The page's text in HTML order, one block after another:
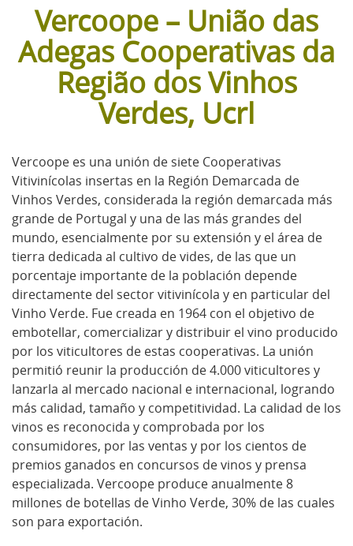
Vercoope – União das
Adegas Cooperativas da
Região dos Vinhos
Verdes, Ucrl
Vercoope es una unión de siete Cooperativas
Vitivinícolas insertas en la Región Demarcada de
Vinhos Verdes, considerada la región demarcada más
grande de Portugal y una de las más grandes del
mundo, esencialmente por su extensión y el área de
tierra dedicada al cultivo de vides, de las que un
porcentaje importante de la población depende
directamente del sector vitivinícola y en particular del
Vinho Verde. Fue creada en 1964 con el objetivo de
embotellar, comercializar y distribuir el vino producido
por los viticultores de estas cooperativas. La unión
permitió reunir la producción de 4.000 viticultores y
lanzarla al mercado nacional e internacional, logrando
más calidad, tamaño y competitividad. La calidad de los
vinos es reconocida y comprobada por los
consumidores, por las ventas y por los cientos de
premios ganados en concursos de vinos y prensa
especializada. Vercoope produce anualmente 8
millones de botellas de Vinho Verde, 30% de las cuales
son para exportación.